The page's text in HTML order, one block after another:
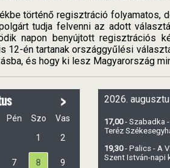
történő regisztráció folyamatos,
tudja felvenni az adott
napon benyújtott regisztrációs
12-én tartanak országgyűlési
és hogy ki lesz Magyarország
>
Pén Szo
Vas
1
2
7 8 9
2026.
17,00- Szabadka
Teréz
19,30- Palics - A
Szent István-napi